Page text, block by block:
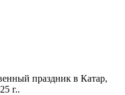
праздник в Катар,
г..